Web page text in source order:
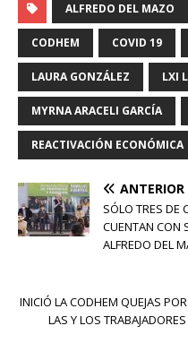
ALFREDO DEL MAZO
CODHEM COVID 19
LAURA GONZÁLEZ LXI
MYRNA ARACELI GARCÍA
REACTIVACIÓN ECONÓMICA
ANTERIOR
SÓLO TRES DE
CUENTAN CON
ALFREDO DEL
INICIÓ LA CODHEM QUEJAS
LAS Y LOS